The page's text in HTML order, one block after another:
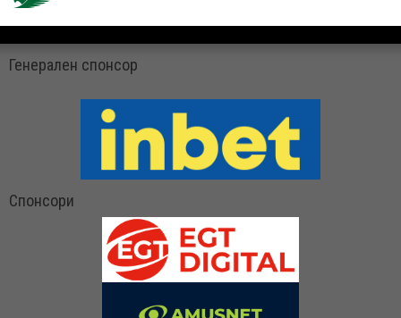
Генерален спонсор
Спонсори